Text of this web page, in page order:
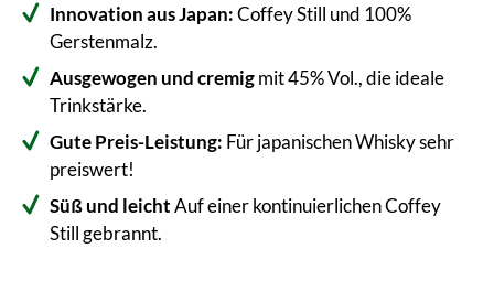
Innovation aus Japan:Coffey Still und 100%
Gerstenmalz.
Ausgewogen und cremigmit 45% Vol., die ideale
Trinkstärke.
Gute Preis-Leistung: Für japanischen Whisky sehr
preiswert!
Süß und leichtAuf einer kontinuierlichen Coffey
Still gebrannt.